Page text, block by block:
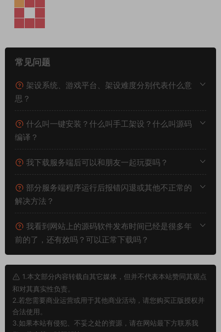
常见问题
架设系统、游戏平台、架设难度分别代表什么意
思？
什么叫一键安装？什么叫手工架设？什么叫源码
编译？
我下载服务端后可以和朋友一起玩耍吗？
部分服务端程序运行后报错闪退或其他不正常的
解决方法？
我看到网站上的源码软件发布时间已经是很多年
前的了，还有效吗？可以正常下载吗？
1.本文部分内容转载自其它媒体，但并不代表本站赞同其观点
和对其真实性负责。
2.若您需要商业运营或用于其他商业活动，请您购买正版授权并
合法使用。
3.如果本站有侵犯、不妥之处的资源，请在网站最下方联系我